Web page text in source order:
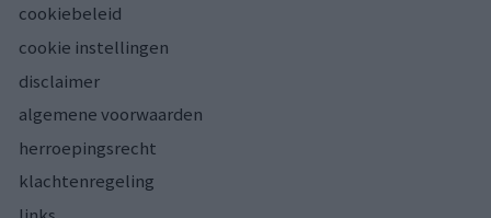
cookiebeleid
cookie instellingen
disclaimer
algemene voorwaarden
herroepingsrecht
klachtenregeling